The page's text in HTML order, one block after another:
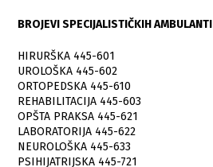
BROJEVI SPECIJALISTIČKIH AMBULANTI
HIRURŠKA 445-601
UROLOŠKA 445-602
ORTOPEDSKA 445-610
REHABILITACIJA 445-603
OPŠTA PRAKSA 445-621
LABORATORIJA 445-622
NEUROLOŠKA 445-633
PSIHIJATRIJSKA 445-721